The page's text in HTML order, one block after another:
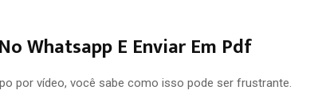
Whatsapp E Enviar Em Pdf
por vídeo, você sabe como isso pode ser frustrante.